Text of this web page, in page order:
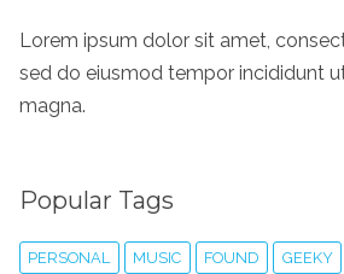
Lorem ipsum dolor sit amet,
sed do eiusmod tempor incididunt
magna.
Popular Tags
PERSONAL MUSIC FOUND GEEKY